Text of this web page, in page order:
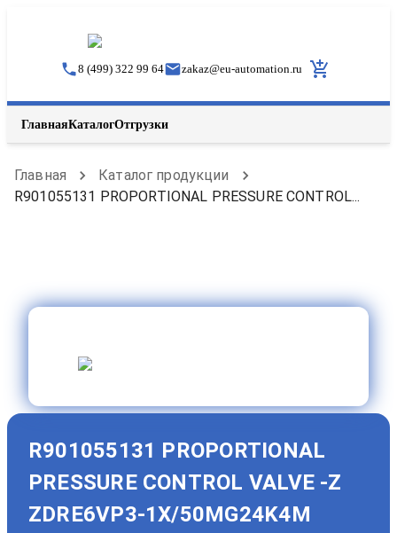
8 (499) 322 99 64 zakaz@eu-automation.ru
ГлавнаяКаталогОтгрузки
Главная
Каталог продукции
R901055131 PROPORTIONAL PRESSURE CONTROL...
R901055131 PROPORTIONAL
PRESSURE CONTROL VALVE -Z
ZDRE6VP3-1X/50MG24K4M